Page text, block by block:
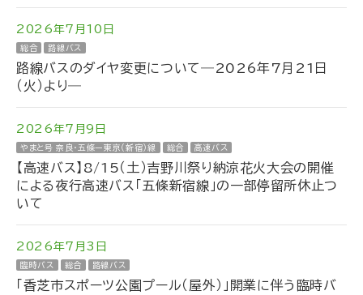
2026年7月10日
総合 路線バス
路線バスのダイヤ変更について―2026年7月21日
（火）より―
2026年7月9日
やまと号 奈良・五條ー東京（新宿）線 総合 高速バス
【高速バス】8/15（土）吉野川祭り納涼花火大会の開催
による夜行高速バス「五條新宿線」の一部停留所休止つ
いて
2026年7月3日
臨時バス 総合 路線バス
「香芝市スポーツ公園プール（屋外）」開業に伴う臨時バ